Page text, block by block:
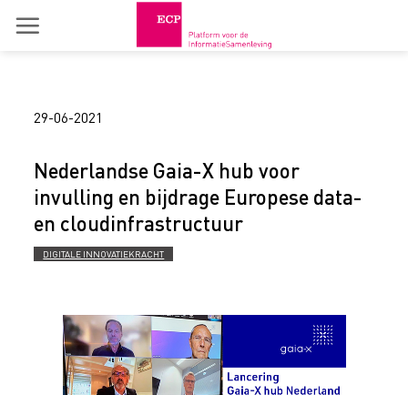
29-06-2021
Nederlandse Gaia-X hub voor
invulling en bijdrage Europese data-
en cloudinfrastructuur
DIGITALE INNOVATIEKRACHT